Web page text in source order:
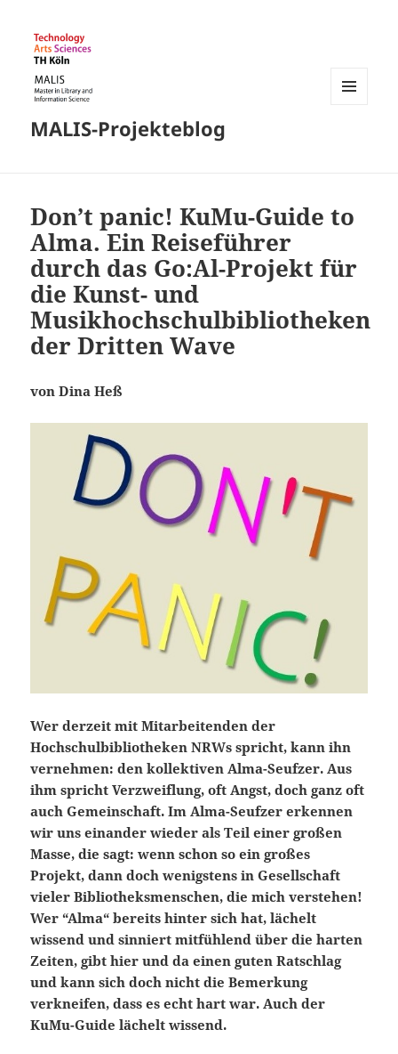
MALIS-Projekteblog
Don’t panic! KuMu-Guide to
Alma. Ein Reiseführer
durch das Go:Al-Projekt für
die Kunst- und
Musikhochschulbibliotheken
der Dritten Wave
von Dina Heß
Wer derzeit mit Mitarbeitenden der
Hochschulbibliotheken NRWs spricht, kann ihn
vernehmen: den kollektiven Alma-Seufzer. Aus
ihm spricht Verzweiflung, oft Angst, doch ganz oft
auch Gemeinschaft. Im Alma-Seufzer erkennen
wir uns einander wieder als Teil einer großen
Masse, die sagt: wenn schon so ein großes
Projekt, dann doch wenigstens in Gesellschaft
vieler Bibliotheksmenschen, die mich verstehen!
Wer “Alma“ bereits hinter sich hat, lächelt
wissend und sinniert mitfühlend über die harten
Zeiten, gibt hier und da einen guten Ratschlag
und kann sich doch nicht die Bemerkung
verkneifen, dass es echt hart war. Auch der
KuMu-Guide lächelt wissend.